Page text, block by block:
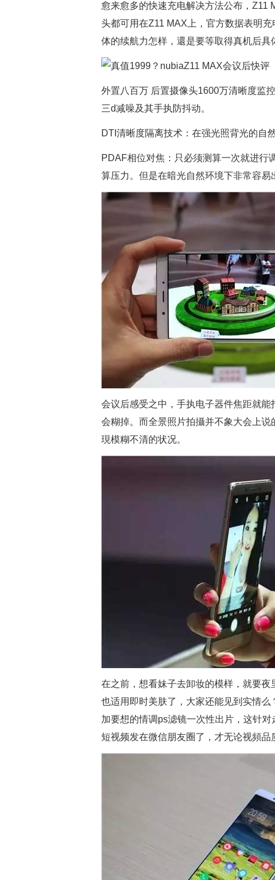
愈来愈多的快速充电解决方法公布，Z11
头都可用在Z11 MAX上，官方数据表明
体的续航力怎样，還是要等取得真机后具
外置八百万 后置摄像头1600万清晰度监
三d减噪及其手执防抖动。
DTI清晰度隔离技术：在强光照背光的自
PDAF相位对焦：只必须测算一次就进行
算压力。但是在暗光自然环境下非常容易
会议后感受之中，手执电子器件焦距就
会糊掉。而全景照片拍攝并不象大会上
現模糊不清的状况。
在之前，想看妹子去卸妆的模样，就要
也适用即时美肤了，大家还能见到实情
加要想的情调ps滤镜一次性出片，这针
短视频发在微信朋友圈了，才无论视頻品